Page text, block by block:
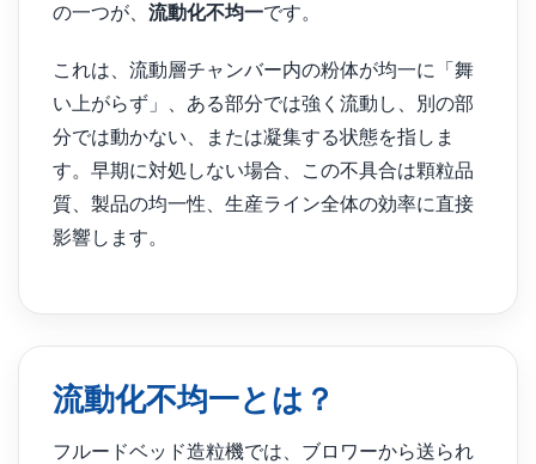
の一つが、 流動化不均一です。
これは、流動層チャンバー内の粉体が均一に「舞
い上がらず」、ある部分では強く流動し、別の部
分では動かない、または凝集する状態を指しま
す。早期に対処しない場合、この不具合は顆粒品
質、製品の均一性、生産ライン全体の効率に直接
影響します。
流動化不均一とは？
フルードベッド造粒機では、ブロワーから送られ